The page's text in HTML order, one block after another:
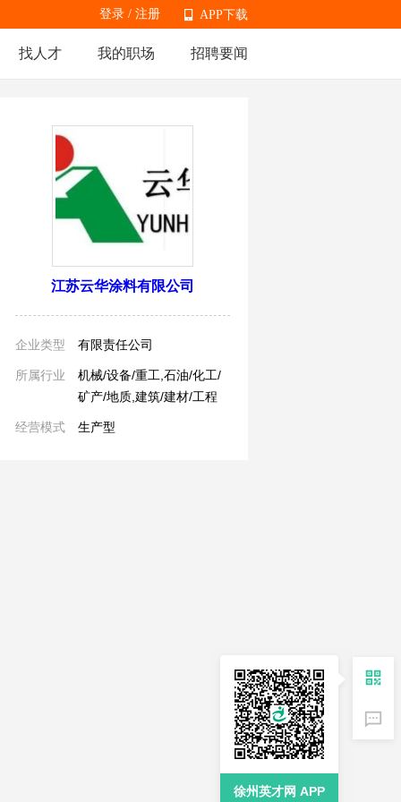
APP下载
APP下载
登录 / 注册
找人才 我的职场 招聘要闻
江苏云华涂料有限公司
企业类型 有限责任公司
所属行业
机械/设备/重工,石油/化工/
矿产/地质,建筑/建材/工程
经营模式 生产型
徐州英才网 APP